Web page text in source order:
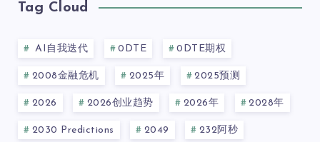
Tag Cloud
AI自我迭代 0DTE 0DTE期权
2008金融危机 2025年 2025预测
2026 2026创业趋势 2026年 2028年
2030 Predictions 2049 232阿秒